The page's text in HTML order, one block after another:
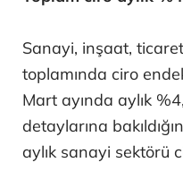
Sanayi, inşaat,
toplamında ciro
Mart ayında aylık
detaylarına
aylık sanayi sektörü